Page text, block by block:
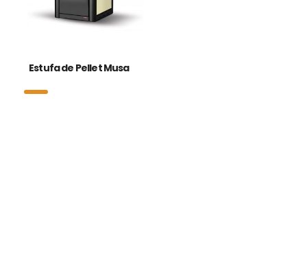
Estufa de Pellet Musa